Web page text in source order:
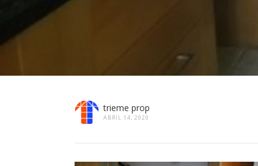
trieme prop
ABRIL 14, 2020